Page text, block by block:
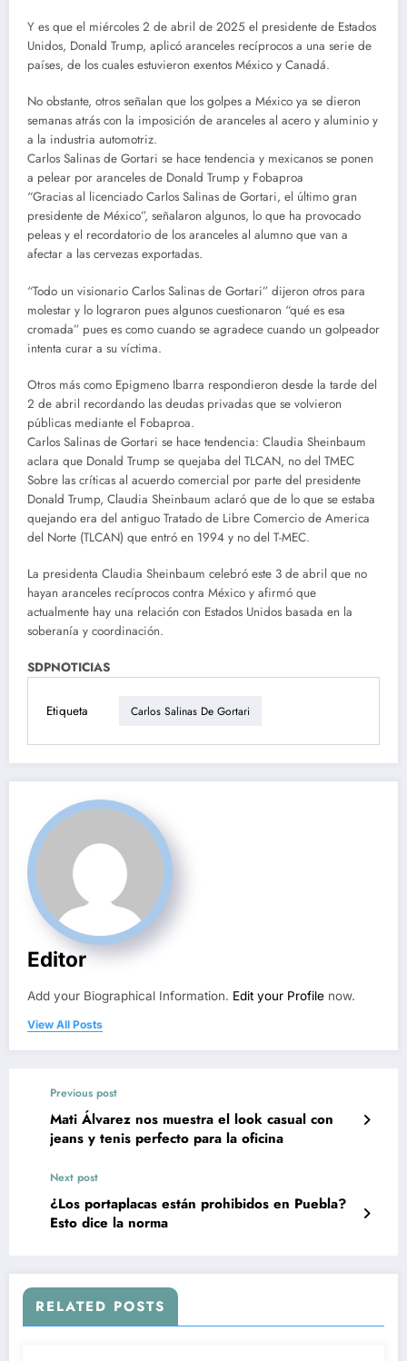
Y es que el miércoles 2 de abril de 2025 el presidente de Estados
Unidos, Donald Trump, aplicó aranceles recíprocos a una serie de
países, de los cuales estuvieron exentos México y Canadá.
No obstante, otros señalan que los golpes a México ya se dieron
semanas atrás con la imposición de aranceles al acero y aluminio y
a la industria automotriz.
Carlos Salinas de Gortari se hace tendencia y mexicanos se ponen
a pelear por aranceles de Donald Trump y Fobaproa
“Gracias al licenciado Carlos Salinas de Gortari, el último gran
presidente de México”, señalaron algunos, lo que ha provocado
peleas y el recordatorio de los aranceles al alumno que van a
afectar a las cervezas exportadas.
“Todo un visionario Carlos Salinas de Gortari” dijeron otros para
molestar y lo lograron pues algunos cuestionaron “qué es esa
cromada” pues es como cuando se agradece cuando un golpeador
intenta curar a su víctima.
Otros más como Epigmeno Ibarra respondieron desde la tarde del
2 de abril recordando las deudas privadas que se volvieron
públicas mediante el Fobaproa.
Carlos Salinas de Gortari se hace tendencia: Claudia Sheinbaum
aclara que Donald Trump se quejaba del TLCAN, no del TMEC
Sobre las críticas al acuerdo comercial por parte del presidente
Donald Trump, Claudia Sheinbaum aclaró que de lo que se estaba
quejando era del antiguo Tratado de Libre Comercio de America
del Norte (TLCAN) que entró en 1994 y no del T-MEC.
La presidenta Claudia Sheinbaum celebró este 3 de abril que no
hayan aranceles recíprocos contra México y afirmó que
actualmente hay una relación con Estados Unidos basada en la
soberanía y coordinación.
SDPNOTICIAS
Etiqueta Carlos Salinas De Gortari
Editor
Add your Biographical Information. Edit your Profile now.
View All Posts
Previous post
Mati Álvarez nos muestra el look casual con
jeans y tenis perfecto para la oficina
Next post
¿Los portaplacas están prohibidos en Puebla?
Esto dice la norma
RELATED POSTS